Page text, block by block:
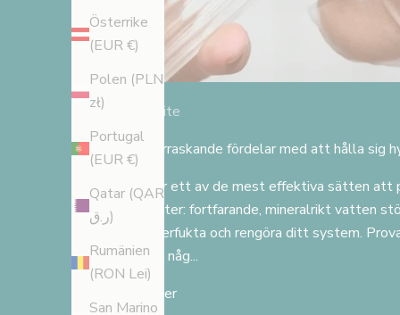
Österrike
(EUR €)
Polen (PLN
zł)
Portugal
(EUR €)
Qatar (QAR
ر.ق)
Rumänien
(RON Lei)
San Marino
Cellulite
8 överraskande fördelar med att hålla sig
Det är ett av de mest effektiva sätten att
celluliter: fortfarande, mineralrikt vatten
till återfukta och rengöra ditt system.
märka någ...
Läs mer